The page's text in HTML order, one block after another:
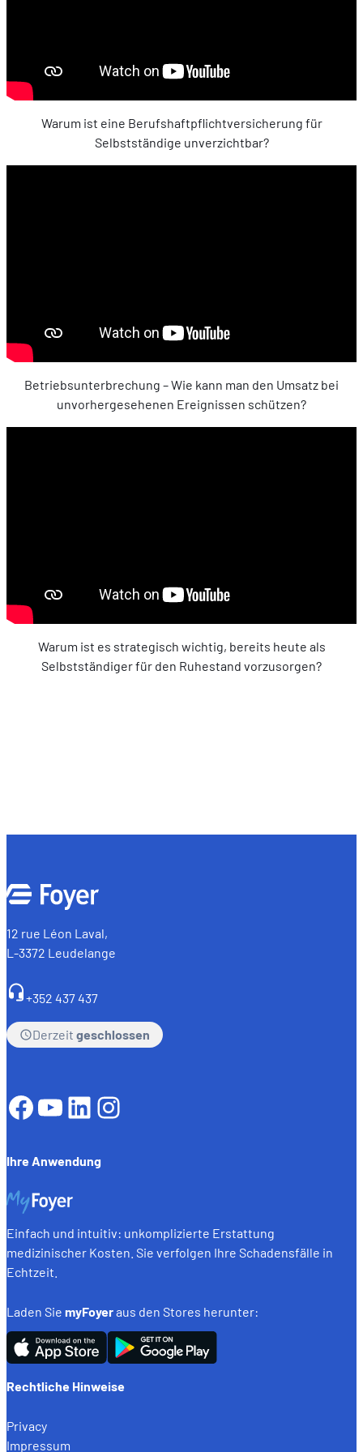
Warum ist eine Berufshaftpflichtversicherung für
Selbstständige unverzichtbar?
Betriebsunterbrechung – Wie kann man den Umsatz bei
unvorhergesehenen Ereignissen schützen?
Warum ist es strategisch wichtig, bereits heute als
Selbstständiger für den Ruhestand vorzusorgen?
12 rue Léon Laval,
L-3372 Leudelange
+352 437 437
Derzeit geschlossen
Facebook
YouTube
LinkedIn
Instagram
Ihre Anwendung
Einfach und intuitiv: unkomplizierte Erstattung
medizinischer Kosten. Sie verfolgen Ihre Schadensfälle in
Echtzeit.
Laden Sie myFoyeraus den Stores herunter:
Rechtliche Hinweise
Privacy
Impressum